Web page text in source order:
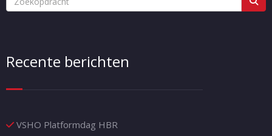
Recente berichten
VSHO Platformdag HBR